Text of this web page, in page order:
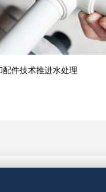
配件技术推进水处理